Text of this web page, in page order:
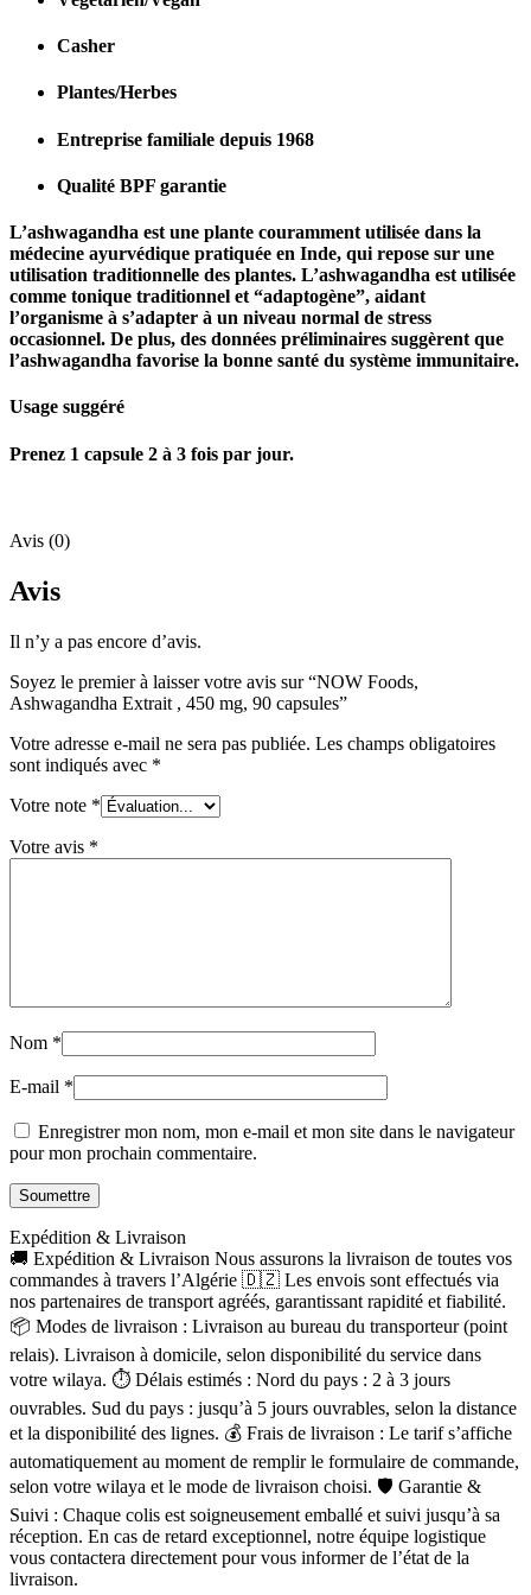
Casher
Plantes/Herbes
Entreprise familiale depuis 1968
Qualité BPF garantie
L’ashwagandha est une plante couramment utilisée dans la
médecine ayurvédique pratiquée en Inde, qui repose sur une
utilisation traditionnelle des plantes. L’ashwagandha est utilisée
comme tonique traditionnel et “adaptogène”, aidant
l’organisme à s’adapter à un niveau normal de stress
occasionnel. De plus, des données préliminaires suggèrent que
l’ashwagandha favorise la bonne santé du système immunitaire.
Usage suggéré
Prenez 1 capsule 2 à 3 fois par jour.
Avis (0)
Avis
Il n’y a pas encore d’avis.
Soyez le premier à laisser votre avis sur “NOW Foods,
Ashwagandha Extrait , 450 mg, 90 capsules”
Votre adresse e-mail ne sera pas publiée. Les champs obligatoires
sont indiqués avec *
Votre note *
Votre avis *
Nom *
E-mail *
Enregistrer mon nom, mon e-mail et mon site dans le navigateur
pour mon prochain commentaire.
Expédition & Livraison
🚚 Expédition & Livraison Nous assurons la livraison de toutes vos
commandes à travers l’Algérie 🇩🇿 Les envois sont effectués via
nos partenaires de transport agréés, garantissant rapidité et fiabilité.
📦 Modes de livraison : Livraison au bureau du transporteur (point
relais). Livraison à domicile, selon disponibilité du service dans
votre wilaya. ⏱ Délais estimés : Nord du pays : 2 à 3 jours
ouvrables. Sud du pays : jusqu’à 5 jours ouvrables, selon la distance
et la disponibilité des lignes. 💰 Frais de livraison : Le tarif s’affiche
automatiquement au moment de remplir le formulaire de commande,
selon votre wilaya et le mode de livraison choisi. 🛡 Garantie &
Suivi : Chaque colis est soigneusement emballé et suivi jusqu’à sa
réception. En cas de retard exceptionnel, notre équipe logistique
vous contactera directement pour vous informer de l’état de la
livraison.